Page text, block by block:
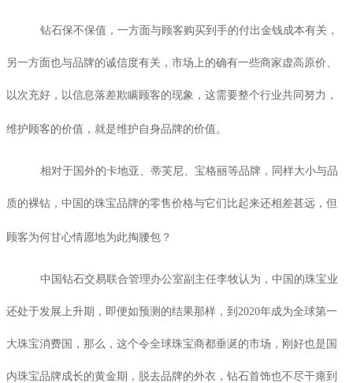
钻石保不保值，一方面与顾客购买到手的付出金钱成本有关，
另一方面也与品牌的诚信度有关，市场上的确有一些商家虚高原价、
以次充好，以信息落差欺瞒顾客的现象，这需要整个行业共同努力，
维护顾客的价值，就是维护自身品牌的价值。
相对于国外的卡地亚、蒂芙尼、宝格丽等品牌，同样大小与品
质的裸钻，中国的珠宝品牌的零售价格与它们比起来还相差甚远，但
顾客为何甘心情愿地为此掏腰包？
中国钻石交易联合管理办公室副主任李牧认为，中国的珠宝业
还处于发展上升期，即便如预测的结果那样，到 2020年成为全球第一
大珠宝消费国，那么，这个令全球珠宝商都垂涎的市场，刚好也是国
内珠宝品牌成长的黄金期，脱去品牌的外衣，钻石首饰也不尽干瘪到